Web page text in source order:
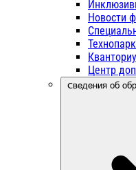
Новости
Центр
Сведения об